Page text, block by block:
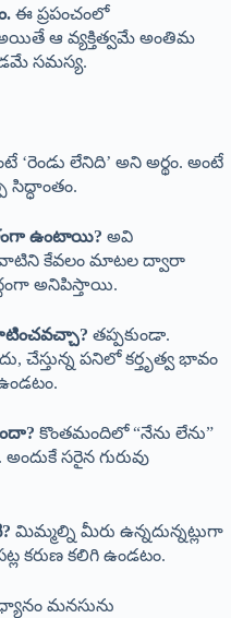
ఈ ప్రపంచంలో
అయితే ఆ వ్యక్తిత్వమే అంతిమ
సమస్య.
‘రెండు లేనిది’ అని అర్థం. అంటే
సిద్ధాంతం.
ఉంటాయి? అవి
వాటిని కేవలం మాటల ద్వారా
అనిపిస్తాయి.
తప్పకుండా.
పనిలో కర్తృత్వ భావం
కొంతమందిలో “నేను లేను”
సరైన గురువు
మిమ్మల్ని మీరు ఉన్నదున్నట్లుగా
కరుణ కలిగి ఉండటం.
మనసును